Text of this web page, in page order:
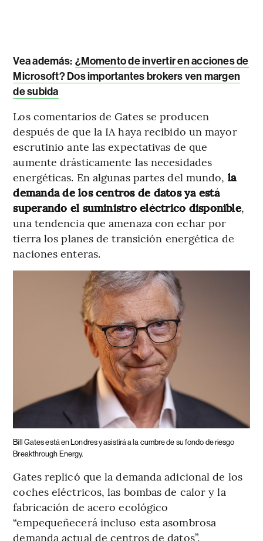
Vea además: ¿Momento de invertir en acciones de
Microsoft? Dos importantes brokers ven margen
de subida
Los comentarios de Gates se producen
después de que la IA haya recibido un mayor
escrutinio ante las expectativas de que
aumente drásticamente las necesidades
energéticas. En algunas partes del mundo, la
demanda de los centros de datos ya está
superando el suministro eléctrico disponible,
una tendencia que amenaza con echar por
tierra los planes de transición energética de
naciones enteras.
Bill Gates está en Londres y asistirá a la cumbre de su fondo de riesgo
Breakthrough Energy.
Gates replicó que la demanda adicional de los
coches eléctricos, las bombas de calor y la
fabricación de acero ecológico
“empequeñecerá incluso esta asombrosa
demanda actual de centros de datos”.